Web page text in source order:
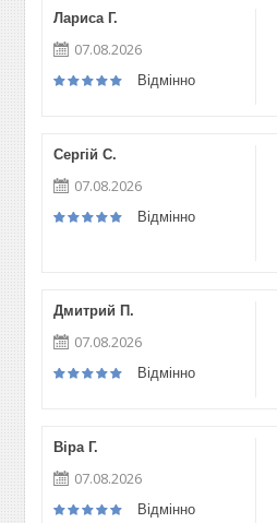
Лариса Г.
07.08.2026
Відмінно
Сергій С.
07.08.2026
Відмінно
Дмитрий П.
07.08.2026
Відмінно
Віра Г.
07.08.2026
Відмінно